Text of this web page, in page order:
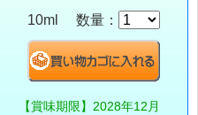
10ml 数量：
【賞味期限】2028年12月